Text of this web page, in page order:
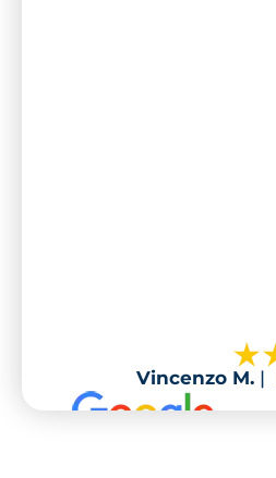
Vincenzo M. |